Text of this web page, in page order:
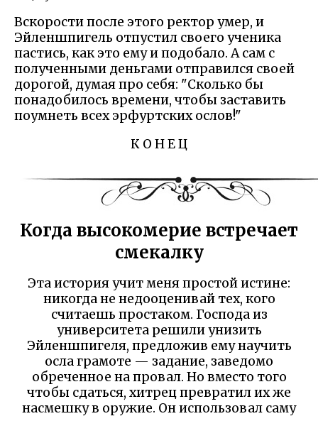
Вскорости после этого ректор умер, и
Эйленшпигель отпустил своего ученика
пастись, как это ему и подобало. А сам с
полученными деньгами отправился своей
дорогой, думая про себя: "Сколько бы
понадобилось времени, чтобы заставить
поумнеть всех эрфуртских ослов!"
К О Н Е Ц
Когда высокомерие встречает
смекалку
Эта история учит меня простой истине:
никогда не недооценивай тех, кого
считаешь простаком. Господа из
университета решили унизить
Эйленшпигеля, предложив ему научить
осла грамоте — задание, заведомо
обреченное на провал. Но вместо того
чтобы сдаться, хитрец превратил их же
насмешку в оружие. Он использовал саму